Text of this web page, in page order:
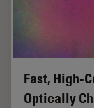
Fast, High-
Optically